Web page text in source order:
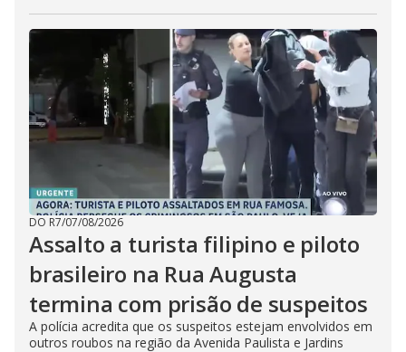
DO R7/07/08/2026
Assalto a turista filipino e piloto
brasileiro na Rua Augusta
termina com prisão de suspeitos
A polícia acredita que os suspeitos estejam envolvidos em
outros roubos na região da Avenida Paulista e Jardins